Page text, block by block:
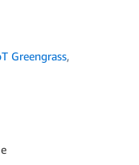
Greengrass,